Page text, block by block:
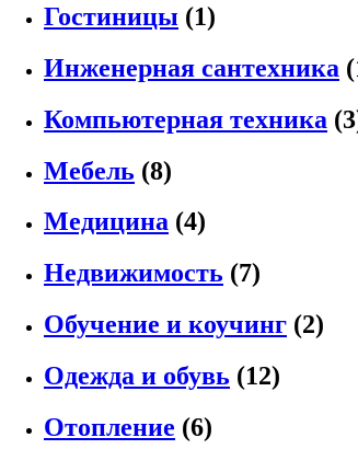
Гостиницы (1)
Инженерная сантехника
Компьютерная техника
Мебель (8)
Медицина (4)
Недвижимость (7)
Обучение и коучинг (2)
Одежда и обувь (12)
Отопление (6)